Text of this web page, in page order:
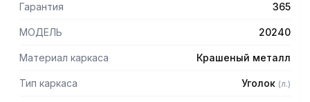
Гарантия 365
МОДЕЛЬ 20240
Материал каркаса Крашеный металл
Тип каркаса Уголок (л.)